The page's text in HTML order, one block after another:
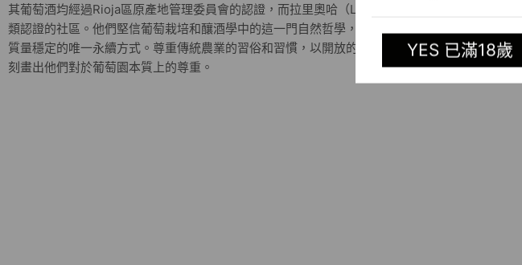
YES 已滿18歲
其葡萄酒均經過Rioja區原產地管理委員會的認證，而拉里奧哈（La Rioja）是1991年第一個獲得此
類認證的社區。他們堅信葡萄栽培和釀酒學中的這一門自然哲學，無外乎是保持土壤環境而讓生產
質量穩定的唯一永續方式。尊重傳統農業的習俗和習慣，以開放的態度釀造有機葡萄酒。充滿愛，
刻畫出他們對於葡萄園本質上的尊重。